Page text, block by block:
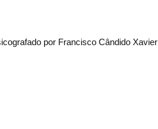
por Francisco Cândido Xavier